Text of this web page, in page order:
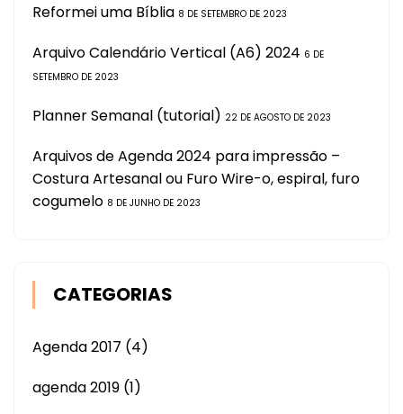
Reformei uma Bíblia 8 DE SETEMBRO DE 2023
Arquivo Calendário Vertical (A6) 2024 6 DE
SETEMBRO DE 2023
Planner Semanal (tutorial) 22 DE AGOSTO DE 2023
Arquivos de Agenda 2024 para impressão –
Costura Artesanal ou Furo Wire-o, espiral, furo
cogumelo 8 DE JUNHO DE 2023
CATEGORIAS
Agenda 2017 (4)
agenda 2019 (1)